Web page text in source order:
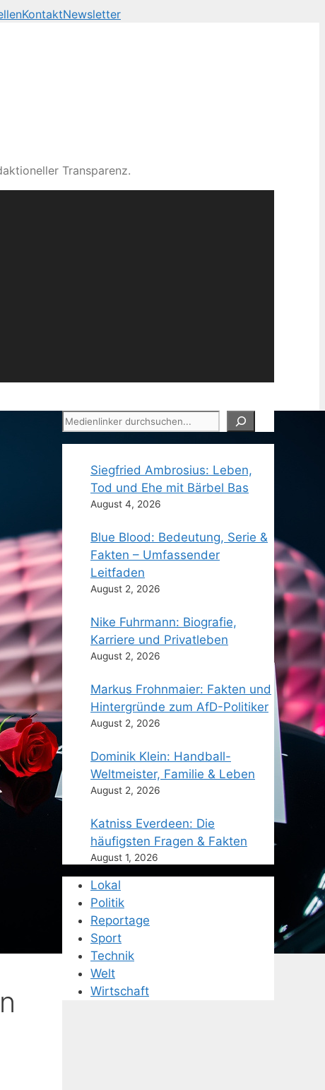
KontaktNewsletter
Transparenz.
Suchen
Siegfried Ambrosius: Leben,
Tod und Ehe mit Bärbel Bas
August 4, 2026
Blue Blood: Bedeutung, Serie &
Fakten – Umfassender
Leitfaden
August 2, 2026
Nike Fuhrmann: Biografie,
Karriere und Privatleben
August 2, 2026
Markus Frohnmaier: Fakten und
Hintergründe zum AfD-Politiker
August 2, 2026
Dominik Klein: Handball-
Weltmeister, Familie & Leben
August 2, 2026
Katniss Everdeen: Die
häufigsten Fragen & Fakten
August 1, 2026
Lokal
Politik
Reportage
Sport
Technik
Welt
Wirtschaft